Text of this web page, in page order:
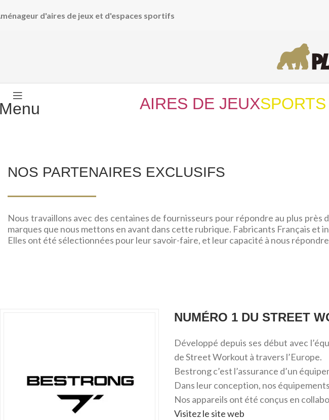
d'aires de jeux et d'espaces sportifs
AIRES DE JEUX
NOS PARTENAIRES EXCLUSIFS
Nous travaillons avec des centaines de fournisseurs pour répondre au plus
marques que nous mettons en avant dans cette rubrique. Fabricants Français et
Elles ont été sélectionnées pour leur savoir-faire, et leur capacité à nous
NUMÉRO 1 DU STREET
Développé depuis ses début avec
de Street Workout à travers l’Europe.
Bestrong c’est l’assurance d’un
Dans leur conception, nos
Nos appareils ont été conçus en
Visitez le site web